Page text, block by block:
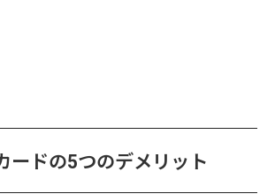
ードの5つのデメリット